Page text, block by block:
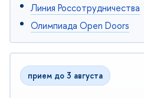
Линия Россотрудничества
Олимпиада Open Doors
прием до 3 августа